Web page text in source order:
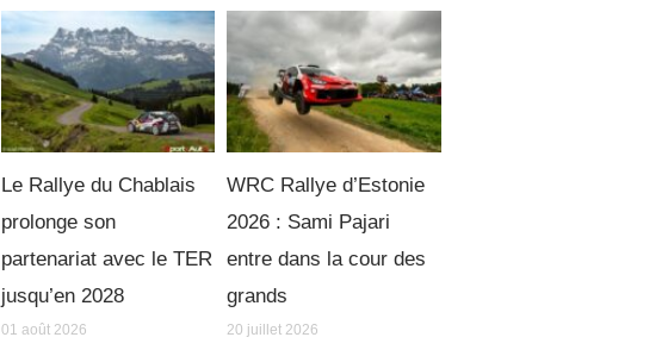
Le Rallye du Chablais
prolonge son
partenariat avec le TER
jusqu’en 2028
01 août 2026
WRC Rallye d’Estonie
2026 : Sami Pajari
entre dans la cour des
grands
20 juillet 2026